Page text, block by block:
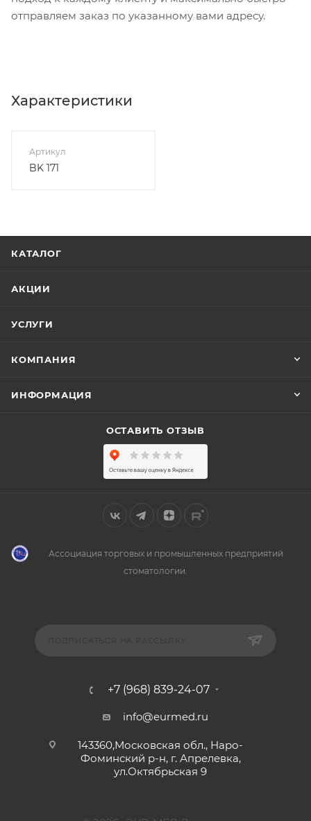
отправляем заказ по указанному вами адресу.
Характеристики
Артикул
BK 171
КАТАЛОГ
АКЦИИ
УСЛУГИ
КОМПАНИЯ
ИНФОРМАЦИЯ
ОСТАВИТЬ ОТЗЫВ
Ассоциация торговых и промышленных предприятий
стоматологии.
+7 (968) 839-24-07
info@eurmed.ru
143360,Московская обл., Наро-
Фоминский р-н, г. Апрелевка,
ул.Октябрьская 9